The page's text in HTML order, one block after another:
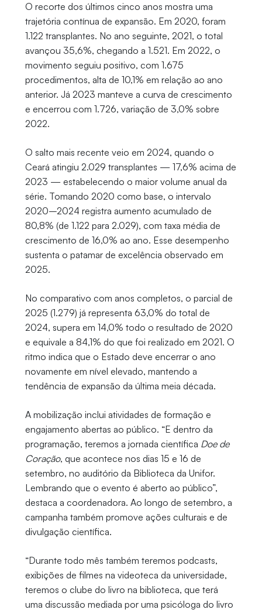
O recorte dos últimos cinco anos mostra uma
trajetória contínua de expansão. Em 2020, foram
1.122 transplantes. No ano seguinte, 2021, o total
avançou 35,6%, chegando a 1.521. Em 2022, o
movimento seguiu positivo, com 1.675
procedimentos, alta de 10,1% em relação ao ano
anterior. Já 2023 manteve a curva de crescimento
e encerrou com 1.726, variação de 3,0% sobre
2022.
O salto mais recente veio em 2024, quando o
Ceará atingiu 2.029 transplantes — 17,6% acima de
2023 — estabelecendo o maior volume anual da
série. Tomando 2020 como base, o intervalo
2020–2024 registra aumento acumulado de
80,8% (de 1.122 para 2.029), com taxa média de
crescimento de 16,0% ao ano. Esse desempenho
sustenta o patamar de excelência observado em
2025.
No comparativo com anos completos, o parcial de
2025 (1.279) já representa 63,0% do total de
2024, supera em 14,0% todo o resultado de 2020
e equivale a 84,1% do que foi realizado em 2021. O
ritmo indica que o Estado deve encerrar o ano
novamente em nível elevado, mantendo a
tendência de expansão da última meia década.
A mobilização inclui atividades de formação e
engajamento abertas ao público. “E dentro da
programação, teremos a jornada científica Doe de
Coração, que acontece nos dias 15 e 16 de
setembro, no auditório da Biblioteca da Unifor.
Lembrando que o evento é aberto ao público”,
destaca a coordenadora. Ao longo de setembro, a
campanha também promove ações culturais e de
divulgação científica.
“Durante todo mês também teremos podcasts,
exibições de filmes na videoteca da universidade,
teremos o clube do livro na biblioteca, que terá
uma discussão mediada por uma psicóloga do livro